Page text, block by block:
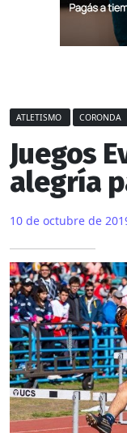
ATLETISMO CORONDA
Juegos
alegría
10 de octubre de